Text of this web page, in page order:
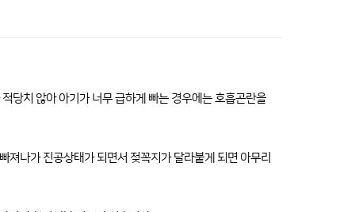
당치 않아 아기가 너무 급하게 빠는 경우에는 호흡곤란을
져나가 진공상태가 되면서 젖꼭지가 달라붙게 되면 아무리